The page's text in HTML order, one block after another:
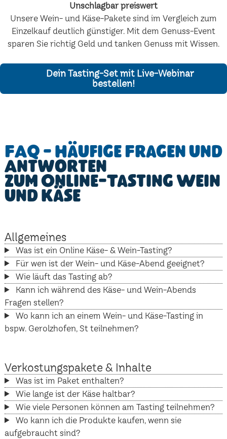
Unschlagbar preiswert
Unsere Wein- und Käse-Pakete sind im Vergleich zum
Einzelkauf deutlich günstiger. Mit dem Genuss-Event
sparen Sie richtig Geld und tanken Genuss mit Wissen.
Dein Tasting-Set mit Live-Webinar
bestellen!
FAQ - Häufige Fragen und
Antworten
zum Online-Tasting Wein
und Käse
Allgemeines
Was ist ein Online Käse- & Wein-Tasting?
Für wen ist der Wein- und Käse-Abend geeignet?
Wie läuft das Tasting ab?
Kann ich während des Käse- und Wein-Abends
Fragen stellen?
Wo kann ich an einem Wein- und Käse-Tasting in
bspw. Gerolzhofen, St teilnehmen?
Verkostungspakete & Inhalte
Was ist im Paket enthalten?
Wie lange ist der Käse haltbar?
Wie viele Personen können am Tasting teilnehmen?
Wo kann ich die Produkte kaufen, wenn sie
aufgebraucht sind?